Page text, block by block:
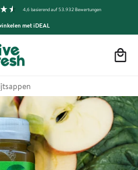
4,6basierend auf53.932Bewertungen
met iDEAL